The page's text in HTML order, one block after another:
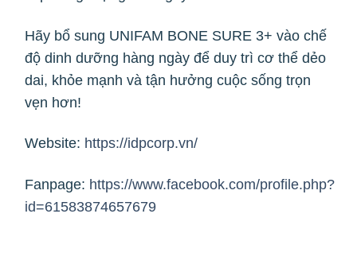
Hãy bổ sung UNIFAM BONE SURE 3+ vào chế
độ dinh dưỡng hàng ngày để duy trì cơ thể dẻo
dai, khỏe mạnh và tận hưởng cuộc sống trọn
vẹn hơn!
Website: https://idpcorp.vn/
Fanpage: https://www.facebook.com/profile.php?
id=61583874657679